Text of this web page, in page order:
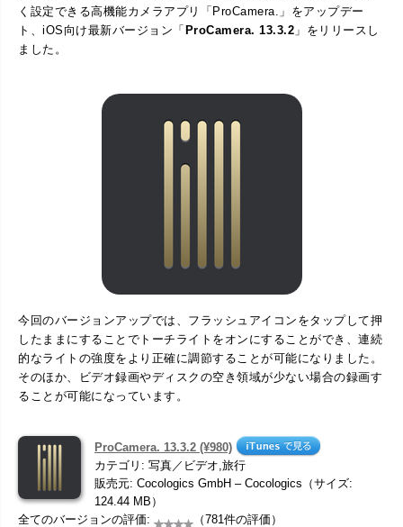
く設定できる高機能カメラアプリ「ProCamera.」をアップデー
ト、iOS向け最新バージョン「ProCamera. 13.3.2 」をリリースし
ました。
今回のバージョンアップでは、フラッシュアイコンをタップして押
したままにすることでトーチライトをオンにすることができ、連続
的なライトの強度をより正確に調節することが可能になりました。
そのほか、ビデオ録画やディスクの空き領域が少ない場合の録画す
ることが可能になっています。
ProCamera. 13.3.2 (¥980)
カテゴリ: 写真／ビデオ,旅行
販売元: Cocologics GmbH – Cocologics（サイズ:
124.44 MB）
全てのバージョンの評価:
（781件の評価）